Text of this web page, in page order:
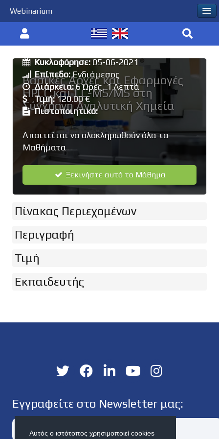
Βασικές Αρχές και Εφαρμογές
HPLC και LC-MS/MS στη
Σύγχρονη Αναλυτική Χημεία
Κυκλοφόρησε: 05-06-2021
Επίπεδο:Ενδιάμεσος
Διάρκεια: 6 Ώρες, 1 Λεπτά
Τιμή:120.00 €
Πιστοποιητικό:
Απαιτείται να ολοκληρωθούν όλα τα
Μαθήματα
Ξεκινήστε αυτό το Μάθημα
Πίνακας Περιεχομένων
Περιγραφή
Τιμή
Εκπαιδευτής
Εγγραφείτε στο Newsletter μας:
Αυτός ο ιστότοπος χρησιμοποιεί cookies
Webinarium